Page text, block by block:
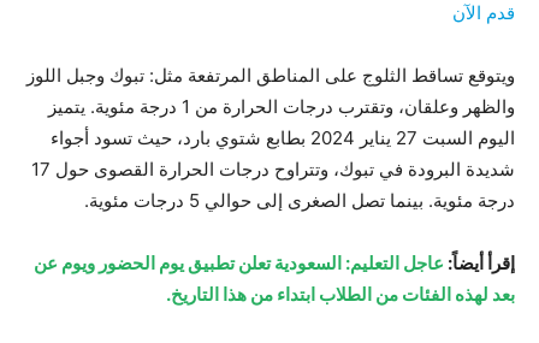
قدم الآن
ويتوقع تساقط الثلوج على المناطق المرتفعة مثل: تبوك وجبل اللوز
والظهر وعلقان، وتقترب درجات الحرارة من 1 درجة مئوية. يتميز
اليوم السبت 27 يناير 2024 بطابع شتوي بارد، حيث تسود أجواء
شديدة البرودة في تبوك، وتتراوح درجات الحرارة القصوى حول 17
درجة مئوية. بينما تصل الصغرى إلى حوالي 5 درجات مئوية.
إقرأ أيضاً: عاجل التعليم: السعودية تعلن تطبيق يوم الحضور ويوم عن
بعد لهذه الفئات من الطلاب ابتداء من هذا التاريخ.